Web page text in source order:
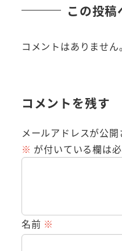
この投稿
コメントはありません。
コメントを残す
メールアドレスが公開
※ が付いている欄は
名前 ※